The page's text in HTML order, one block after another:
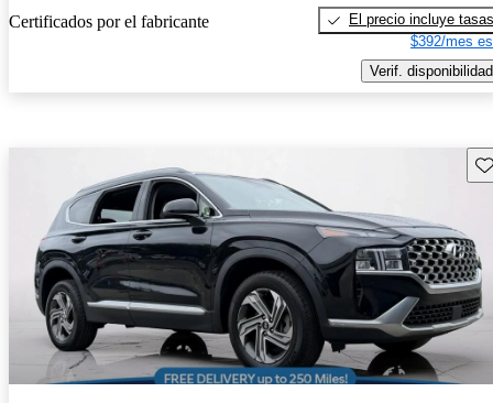
Certificados por el fabricante
El precio incluye tasas
$392/mes
Verif. disponibilidad